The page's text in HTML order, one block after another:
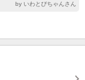
by いわとびちゃんさん